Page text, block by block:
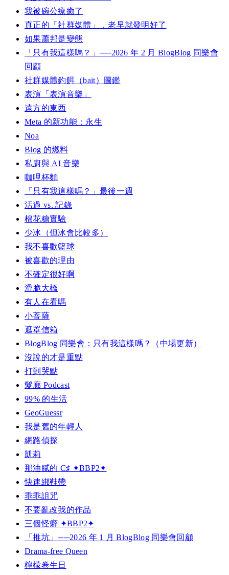
我被碗公療癒了
真正的「社群媒體」，老早就發明好了
如果蕭邦是變態
「只有我這樣嗎？」──2026 年 2 月 BlogBlog 同樂會
回顧
社群媒體釣餌（bait）圖鑑
表演「表演音樂」
遠方的東西
Meta 的新功能：永生
Noa
Blog 的燃料
私廚與 AI 音樂
咖哩杯麵
「只有我這樣嗎？」最後一週
活過 vs. 記錄
棉花糖實驗
少冰（但冰會比較多）
我不喜歡籃球
被喜歡的理由
不確定很好啊
滑脆大橋
有人在看嗎
小菩薩
遮罩信箱
BlogBlog 同樂會：只有我這樣嗎？（中場更新）
沒說的才是重點
打到哭點
髮廊 Podcast
99% 的生活
GeoGuessr
我是舊的年輕人
網路偵探
凱莉
那油膩的 C♯ ✦BBP2✦
快速綁鞋帶
乖乖詛咒
不要亂改我的作品
三個怪癖 ✦BBP2✦
「推坑」──2026 年 1 月 BlogBlog 同樂會回顧
Drama-free Queen
檸檬卷生日